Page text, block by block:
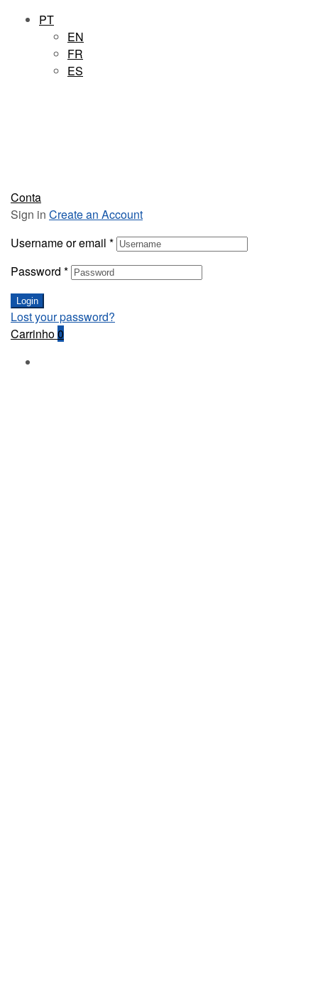
PT
EN
FR
ES
Conta
Sign in Create an Account
Username or email *
Password *
Login
Lost your password?
Carrinho0